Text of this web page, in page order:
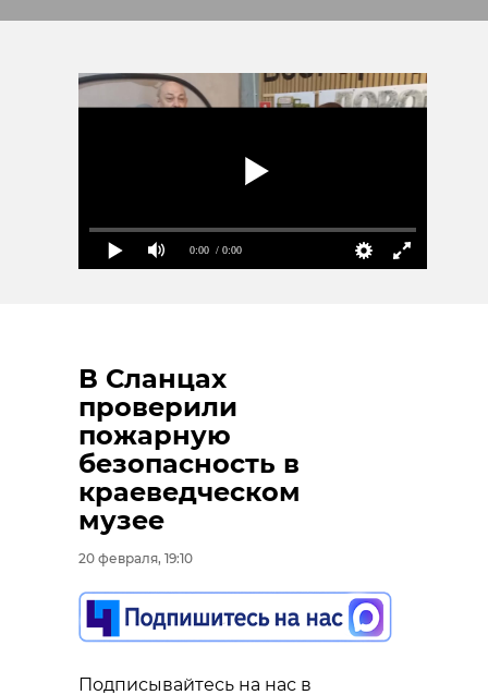
0:00 / 0:00
В Сланцах
проверили
пожарную
безопасность в
краеведческом
музее
20 февраля, 19:10
Подписывайтесь на нас в